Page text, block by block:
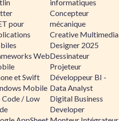
pour
Web
et Swift
Mobile
/ Low
informatiques
Concepteur
mécanique
Creative Multimedia
Designer 2025
Dessinateur
Projeteur
Développeur BI -
Data Analyst
Digital Business
Developer